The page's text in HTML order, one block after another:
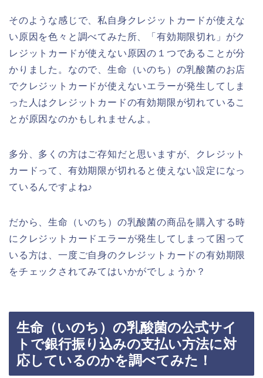
そのような感じで、私自身クレジットカードが使えな
い原因を色々と調べてみた所、「有効期限切れ」がク
レジットカードが使えない原因の１つであることが分
かりました。なので、生命（いのち）の乳酸菌のお店
でクレジットカードが使えないエラーが発生してしま
った人はクレジットカードの有効期限が切れているこ
とが原因なのかもしれませんよ。
多分、多くの方はご存知だと思いますが、クレジット
カードって、有効期限が切れると使えない設定になっ
ているんですよね♪
だから、生命（いのち）の乳酸菌の商品を購入する時
にクレジットカードエラーが発生してしまって困って
いる方は、一度ご自身のクレジットカードの有効期限
をチェックされてみてはいかがでしょうか？
生命（いのち）の乳酸菌の公式サイ
トで銀行振り込みの支払い方法に対
応しているのかを調べてみた！